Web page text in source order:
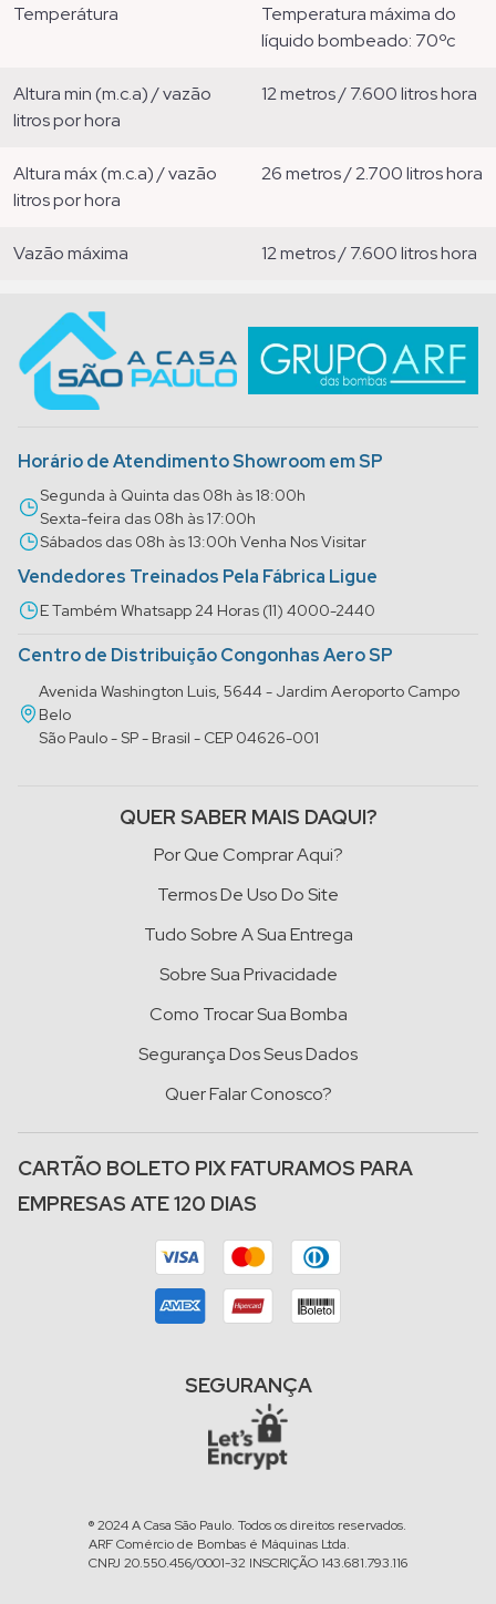
temperátura
temperatura máxima do
líquido bombeado: 70ºc
altura min (m.c.a) / vazão
litros por hora
12 metros / 7.600 litros hora
altura máx (m.c.a) / vazão
litros por hora
26 metros / 2.700 litros hora
vazão máxima 12 metros / 7.600 litros hora
Horário de Atendimento Showroom em SP
Segunda à Quinta das 08h às 18:00h
Sexta-feira das 08h às 17:00h
Sábados das 08h às 13:00h Venha Nos Visitar
Vendedores Treinados Pela Fábrica Ligue
E Também Whatsapp 24 Horas (11) 4000-2440
Centro de Distribuição Congonhas Aero SP
Avenida Washington Luis, 5644 - Jardim Aeroporto Campo
Belo
São Paulo - SP - Brasil - CEP 04626-001
QUER SABER MAIS DAQUI?
Por Que Comprar Aqui?
Termos De Uso Do Site
Tudo Sobre A Sua Entrega
Sobre Sua Privacidade
Como Trocar Sua Bomba
Segurança Dos Seus Dados
Quer Falar Conosco?
CARTÃO BOLETO PIX FATURAMOS PARA
EMPRESAS ATE 120 DIAS
SEGURANÇA
® 2024 A Casa São Paulo. Todos os direitos reservados.
ARF Comércio de Bombas é Máquinas Ltda.
CNPJ 20.550.456/0001-32 INSCRIÇÃO 143.681.793.116